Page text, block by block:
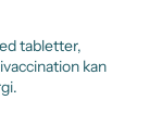
tabletter,
kan